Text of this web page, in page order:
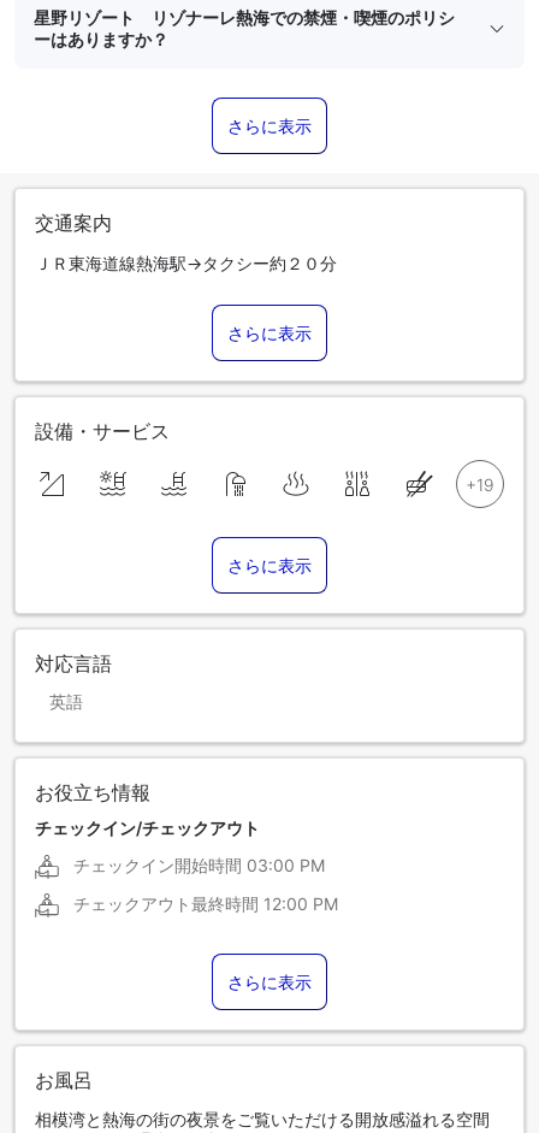
星野リゾート リゾナーレ熱海での禁煙・喫煙のポリシ
ーはありますか？
さらに表示
交通案内
ＪＲ東海道線熱海駅→タクシー約２０分
さらに表示
設備・サービス
さらに表示
対応言語
英語
お役立ち情報
チェックイン/チェックアウト
チェックイン開始時間 03:00 PM
チェックアウト最終時間 12:00 PM
さらに表示
お風呂
相模湾と熱海の街の夜景をご覧いただける開放感溢れる空間